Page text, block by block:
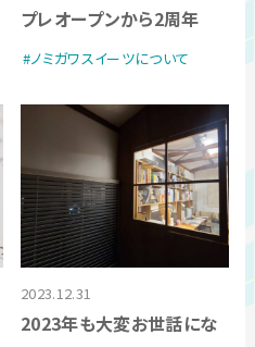
プレオープンから2周年
ノミガワスイーツについて
2023.12.31
2023年も大変お世話にな